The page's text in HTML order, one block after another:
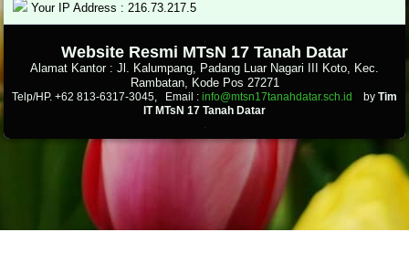
Your IP Address : 216.73.217.5
Website Resmi MTsN 17 Tanah Datar
Alamat Kantor : Jl. Kalumpang, Padang Luar Nagari III Koto, Kec.
Rambatan, Kode Pos 27271
Telp/HP. +62 813-6317-3045, Email : info@mtsn17tanahdatar.sch.id by Tim
IT MTsN 17 Tanah Datar
.